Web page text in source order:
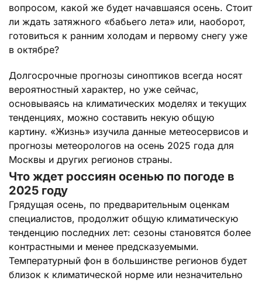
вопросом, какой же будет начавшаяся осень. Стоит
ли ждать затяжного «бабьего лета» или, наоборот,
готовиться к ранним холодам и первому снегу уже
в октябре?
Долгосрочные прогнозы синоптиков всегда носят
вероятностный характер, но уже сейчас,
основываясь на климатических моделях и текущих
тенденциях, можно составить некую общую
картину. «Жизнь» изучила данные метеосервисов и
прогнозы метеорологов на осень 2025 года для
Москвы и других регионов страны.
Что ждет россиян осенью по погоде в
2025 году
Грядущая осень, по предварительным оценкам
специалистов, продолжит общую климатическую
тенденцию последних лет: сезоны становятся более
контрастными и менее предсказуемыми.
Температурный фон в большинстве регионов будет
близок к климатической норме или незначительно